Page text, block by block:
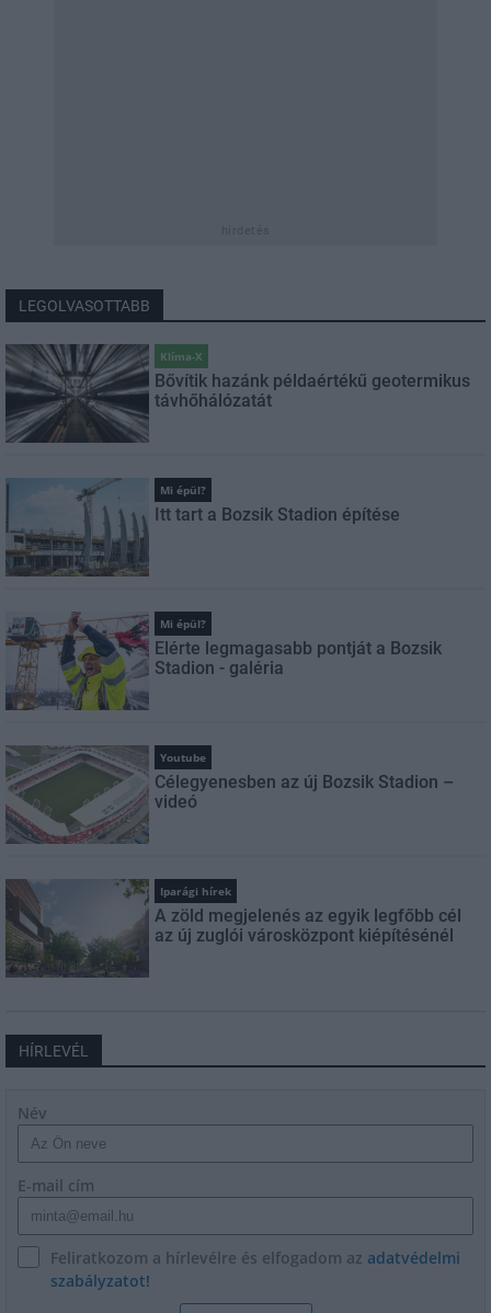
LEGOLVASOTTABB
Klíma-X
Bővítik hazánk példaértékű geotermikus
távhőhálózatát
Mi épül?
Itt tart a Bozsik Stadion építése
Mi épül?
Elérte legmagasabb pontját a Bozsik
Stadion - galéria
Youtube
Célegyenesben az új Bozsik Stadion –
videó
Iparági hírek
A zöld megjelenés az egyik legfőbb cél
az új zuglói városközpont kiépítésénél
HÍRLEVÉL
Név
E-mail cím
Feliratkozom a hírlevélre és elfogadom az adatvédelmi
szabályzatot!